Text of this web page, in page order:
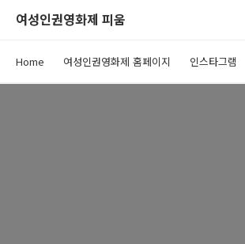
여성인권영화제 피움
Home 여성인권영화제 홈페이지 인스타그램